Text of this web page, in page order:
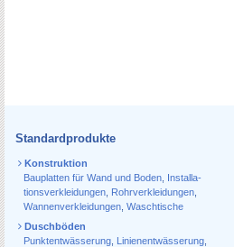
Standardprodukte
Konstruktion
Bauplatten für Wand und Boden Installa­
tions­verkleidungen Rohr­verkleidungen
Wannen­verkleidungen Waschtische
Duschböden
Punktentwässerung Linienentwässerung